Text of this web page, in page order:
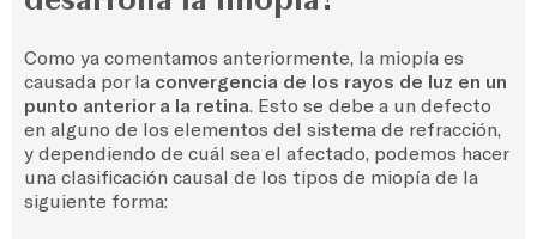
Como ya comentamos anteriormente, la miopía es
causada por la convergencia de los rayos de luz en un
punto anterior a la retina . Esto se debe a un defecto
en alguno de los elementos del sistema de refracción,
y dependiendo de cuál sea el afectado, podemos hacer
una clasificación causal de los tipos de miopía de la
siguiente forma: